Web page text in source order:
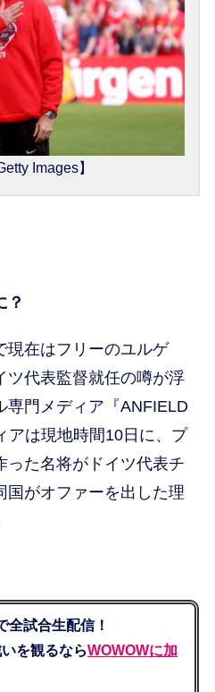
Images】
？
在はフリーのユルゲ
ツ代表監督就任の噂が浮
専門メディア『ANFIELD
アは現地時間10日に、プ
った名将がドイツ代表チ
国がオファーを出した理
全試合生配信！
を観るならWOWOWに加